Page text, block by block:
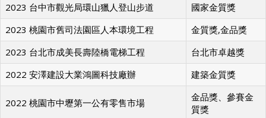
2023 台中市觀光局環山獵人登山步道
國家金質獎
2023 桃園市舊司法園區人本環境工程
金質獎,金品獎
2023 台北市成美長壽陸橋電梯工程
台北市卓越獎
2022 安澤建設大業鴻圖科技廠辦
建築金質獎
2022 桃園市中壢第一公有零售市場
金品獎、參賽金
質獎